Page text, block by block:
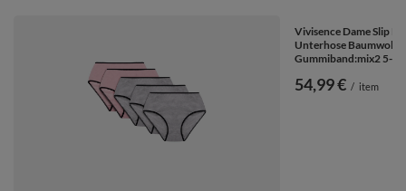
Vivisence Dame Slip
Unterhose Baumwolle
Gummiband:mix2 5-
54,99 € / item